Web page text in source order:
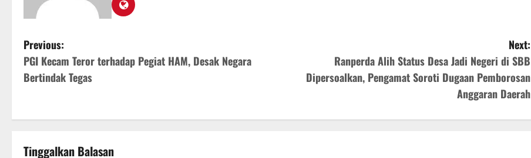
Previous:
PGI Kecam Teror terhadap Pegiat HAM, Desak Negara
Bertindak Tegas
Next:
Ranperda Alih Status Desa Jadi Negeri di SBB
Dipersoalkan, Pengamat Soroti Dugaan Pemborosan
Anggaran Daerah
Tinggalkan Balasan